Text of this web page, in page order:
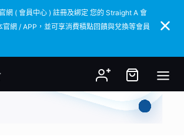
( 會員中心 ) 註冊及綁定 您的 Straight A 會
官網 / APP，並可享消費積點回饋與兌換等會員
( 會員中心 ) 註冊及綁定 您的 Straight A 會
官網 / APP，並可享消費積點回饋與兌換等會員